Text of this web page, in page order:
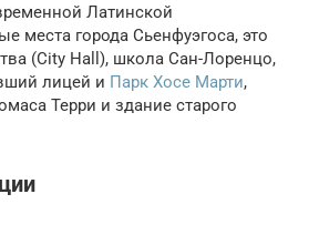
Латинской
места города Сьенфуэгоса, это
(City Hall), школа Сан-Лоренцо,
лицей и Парк Хосе Марти,
Терри и здание старого